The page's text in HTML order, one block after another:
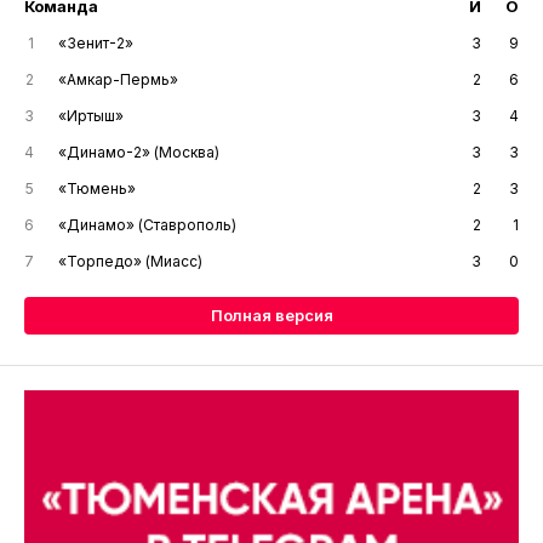
Команда И О
1 «Зенит-2» 3
9
2
«Амкар-Пермь» 2
6
3
«Иртыш» 3
4
4
«Динамо-2» (Москва) 3
3
5
«Тюмень» 2
3
6
«Динамо» (Ставрополь) 2
1
7
«Торпедо» (Миасс) 3 0
Полная версия